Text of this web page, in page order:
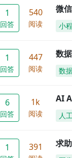
1
回答
540
阅读
微
小
1
回答
447
阅读
数
数
6
回答
1k
阅读
AI
人
1 391 求